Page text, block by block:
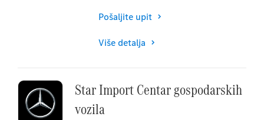
Pošaljite upit
Više detalja
Star Import Centar gospodarskih
vozila